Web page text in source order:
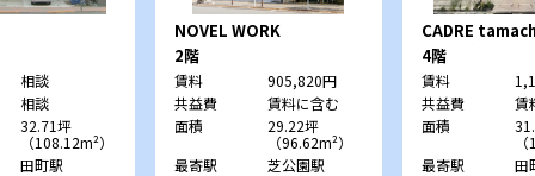
相談
相談
32.71坪
（108.12m²）
田町駅
NOVEL WORK
Shibakoen
2階
賃料
905,820円
共益費
賃料に含む
面積
29.22坪
（96.62m²）
最寄駅
芝公園駅
CADRE
レ 田町）
4階
賃料
共益費
賃
面積
最寄駅
田